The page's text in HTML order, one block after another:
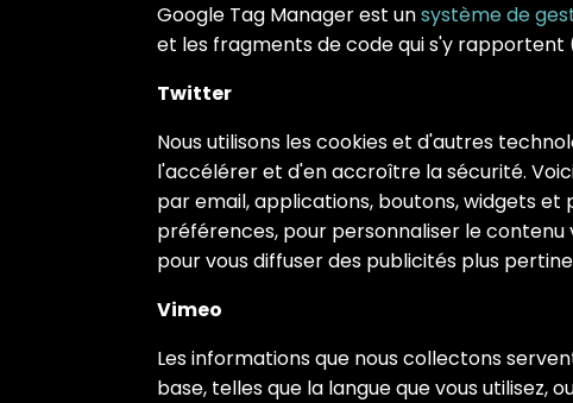
Google Tag Manager est unsystème de
et les fragments de code qui s'y
Twitter
Nous utilisons les cookies et d'autres
l'accélérer et d'en accroître la sécurité.
par email, applications, boutons, widgets
préférences, pour personnaliser le
pour vous diffuser des publicités plus
Vimeo
Les informations que nous collectons
base, telles que la langue que vous utilisez,